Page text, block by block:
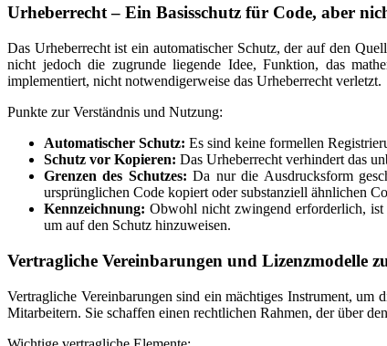
Urheberrecht – Ein Basisschutz für Code, aber
Das Urheberrecht ist ein automatischer Schutz, der auf den
nicht jedoch die zugrunde liegende Idee, Funktion, das
implementiert, nicht notwendigerweise das Urheberrecht verletzt.
Punkte zur Verständnis und Nutzung:
Automatischer Schutz: Es sind keine formellen
Schutz vor Kopieren: Das Urheberrecht verhindert das
Grenzen des Schutzes: Da nur die Ausdrucksform
ursprünglichen Code kopiert oder substanziell ähnlichen
Kennzeichnung: Obwohl nicht zwingend erforderlich, ist
um auf den Schutz hinzuweisen.
Vertragliche Vereinbarungen und Lizenzmodelle
Vertragliche Vereinbarungen sind ein mächtiges Instrument,
Mitarbeitern. Sie schaffen einen rechtlichen Rahmen, der über